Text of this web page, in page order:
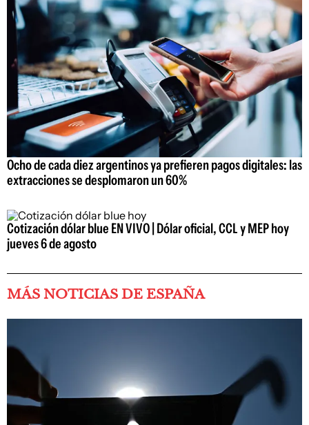
Ocho de cada diez argentinos ya prefieren pagos digitales: las
extracciones se desplomaron un 60%
Cotización dólar blue EN VIVO | Dólar oficial, CCL y MEP hoy
jueves 6 de agosto
MÁS NOTICIAS DE ESPAÑA